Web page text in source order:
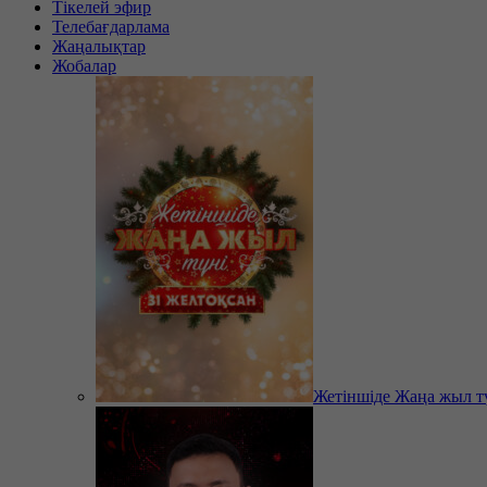
Тікелей эфир
Телебағдарлама
Жаңалықтар
Жобалар
Жетіншіде Жаңа жыл